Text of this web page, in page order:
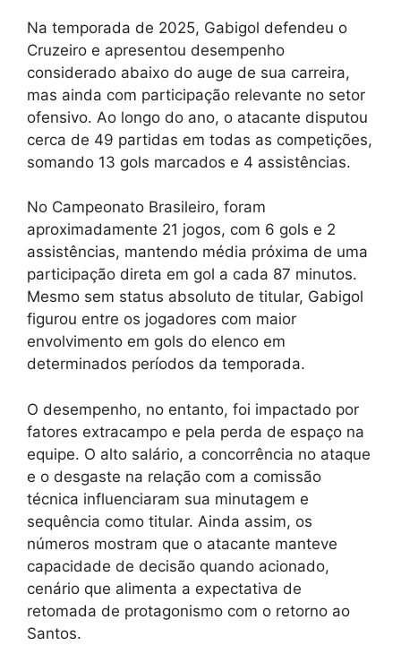
Na temporada de 2025, Gabigol defendeu o
Cruzeiro e apresentou desempenho
considerado abaixo do auge de sua carreira,
mas ainda com participação relevante no setor
ofensivo. Ao longo do ano, o atacante disputou
cerca de 49 partidas em todas as competições,
somando 13 gols marcados e 4 assistências.
No Campeonato Brasileiro, foram
aproximadamente 21 jogos, com 6 gols e 2
assistências, mantendo média próxima de uma
participação direta em gol a cada 87 minutos.
Mesmo sem status absoluto de titular, Gabigol
figurou entre os jogadores com maior
envolvimento em gols do elenco em
determinados períodos da temporada.
O desempenho, no entanto, foi impactado por
fatores extracampo e pela perda de espaço na
equipe. O alto salário, a concorrência no ataque
e o desgaste na relação com a comissão
técnica influenciaram sua minutagem e
sequência como titular. Ainda assim, os
números mostram que o atacante manteve
capacidade de decisão quando acionado,
cenário que alimenta a expectativa de
retomada de protagonismo com o retorno ao
Santos.